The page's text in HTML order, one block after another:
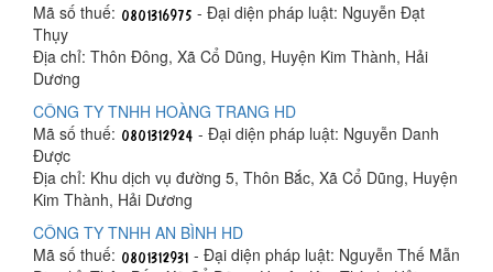
Mã số thuế:
- Đại diện pháp luật: Nguyễn Đạt
Thụy
Địa chỉ: Thôn Đông, Xã Cổ Dũng, Huyện Kim Thành, Hải
Dương
CÔNG TY TNHH HOÀNG TRANG HD
Mã số thuế:
- Đại diện pháp luật: Nguyễn Danh
Được
Địa chỉ: Khu dịch vụ đường 5, Thôn Bắc, Xã Cổ Dũng, Huyện
Kim Thành, Hải Dương
CÔNG TY TNHH AN BÌNH HD
Mã số thuế:
- Đại diện pháp luật: Nguyễn Thế Mẫn